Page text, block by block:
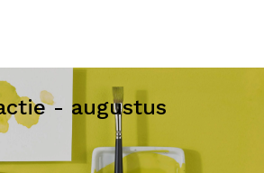
- augustus